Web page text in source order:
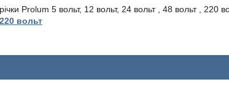
Prolum 5 вольт, 12 вольт, 24 вольт , 48 вольт , 220
вольт